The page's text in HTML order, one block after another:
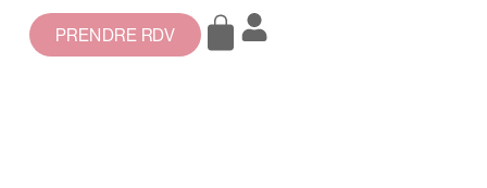
PRENDRE RDV